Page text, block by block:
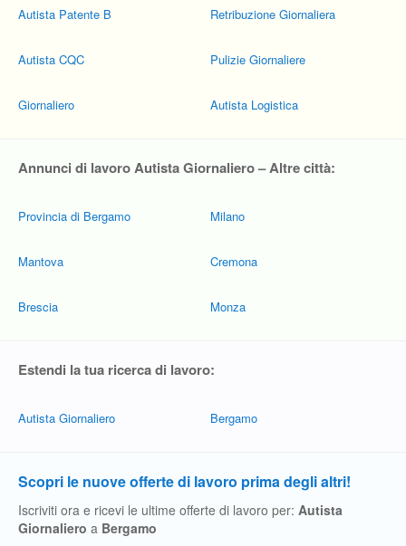
Autista Patente B
Autista CQC
Giornaliero
Retribuzione Giornaliera
Pulizie Giornaliere
Autista Logistica
Annunci di lavoro Autista Giornaliero – Altre città:
Provincia di Bergamo
Mantova
Brescia
Milano
Cremona
Monza
Estendi la tua ricerca di lavoro:
Autista Giornaliero Bergamo
Scopri le nuove offerte di lavoro prima degli altri!
Iscriviti ora e ricevi le ultime offerte di lavoro per: Autista
Giornaliero a Bergamo